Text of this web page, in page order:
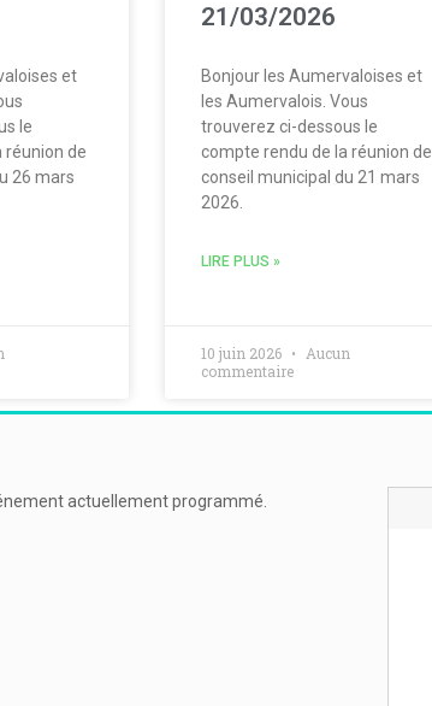
et
le
réunion de
26 mars
21/03/2026
Bonjour les Aumervaloises et
les Aumervalois. Vous
trouverez ci-dessous le
compte rendu de la réunion de
conseil municipal du 21 mars
2026.
LIRE PLUS »
10 juin 2026
Aucun
commentaire
actuellement programmé.